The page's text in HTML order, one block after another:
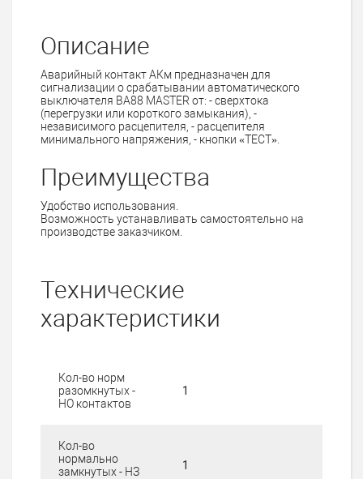
Описание
Аварийный контакт АКм предназначен для
сигнализации о срабатывании автоматического
выключателя ВА88 MASTER от: - сверхтока
(перегрузки или короткого замыкания), -
независимого расцепителя, - расцепителя
минимального напряжения, - кнопки «ТЕСТ».
Преимущества
Удобство использования.
Возможность устанавливать самостоятельно на
производстве заказчиком.
Технические
характеристики
Кол-во норм
разомкнутых -
НО контактов
1
Кол-во
нормально
замкнутых - НЗ
1